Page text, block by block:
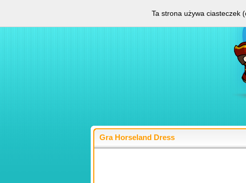
Gra Horseland Dress
Ta strona używa ciasteczek